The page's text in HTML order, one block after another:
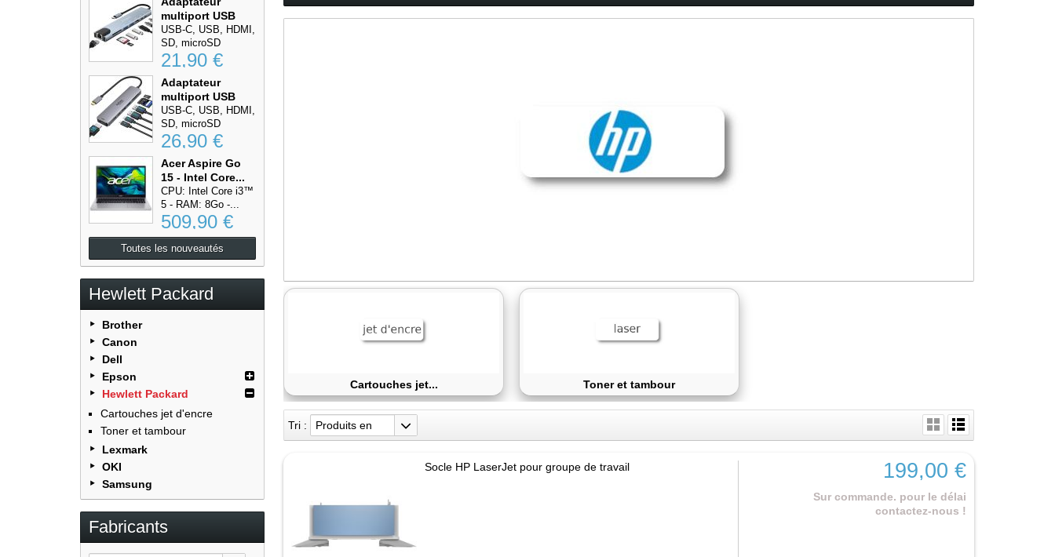
multiport USB
Type-C...
USB-C, USB, HDMI,
SD, microSD
21,90 €
Adaptateur
multiport USB
Type-C...
USB-C, USB, HDMI,
SD, microSD
26,90 €
Acer Aspire Go
15 - Intel Core...
CPU: Intel Core i3™
5 - RAM: 8Go -...
509,90 €
Toutes les nouveautés
Hewlett Packard
Brother
Canon
Dell
Epson
Hewlett Packard
Cartouches jet d'encre
Toner et tambour
Lexmark
OKI
Samsung
Fabricants
Cartouches jet... Toner et tambour
Tri :
Produits en
Socle HP LaserJet pour groupe de travail
199,00 €
Sur commande. pour le délai
contactez-nous !